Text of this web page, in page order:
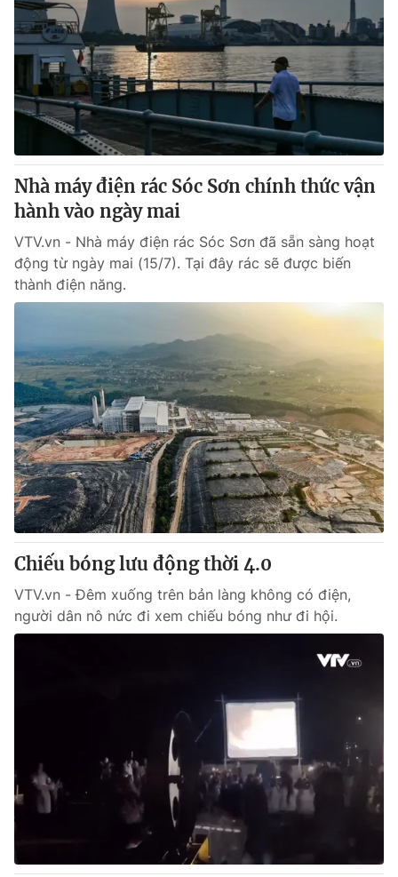
Nhà máy điện rác Sóc Sơn chính thức vận
hành vào ngày mai
VTV.vn - Nhà máy điện rác Sóc Sơn đã sẵn sàng hoạt
động từ ngày mai (15/7). Tại đây rác sẽ được biến
thành điện năng.
Chiếu bóng lưu động thời 4.0
VTV.vn - Đêm xuống trên bản làng không có điện,
người dân nô nức đi xem chiếu bóng như đi hội.